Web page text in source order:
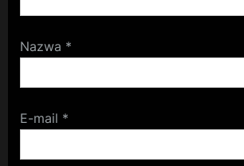
Nazwa *
E-mail *